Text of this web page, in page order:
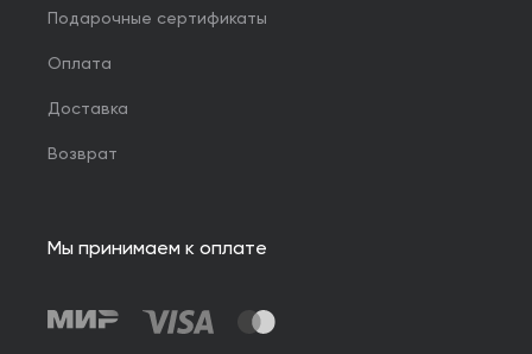
Подарочные сертификаты
Оплата
Доставка
Возврат
Мы принимаем к оплате